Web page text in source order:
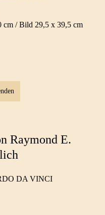
cm / Bild 29,5 x 39,5 cm
Raymond E.